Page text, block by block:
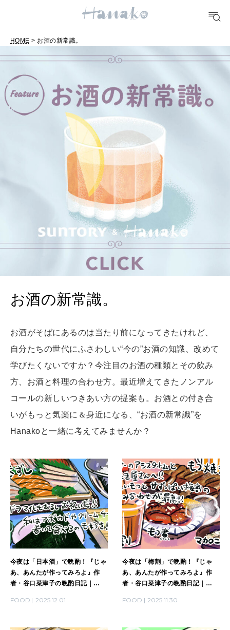
FOOD
FORTUNE
[12星座別] Weekly Holoscope
[12星座別] Monthly Love Holoscope
女神まり愛のタロットメッセージ
算命学がわかる今月のあなた
HEALTH
自分にやさしく
LEARN
知る、考える
MAMA
わたしができること
CULTURE
自分を耕す
WORK&MONEY
いい人生って？
MAGAZINE
2026年9月号「北海道 おいしく遊ぶ、夏のご褒美旅。」
2026年8月号『お茶の時間です。』
2026年7月号「鎌倉 ローカルが 教えてくれた 本当の歩き方。」
2026年6月号「大銀座 トレンドが生まれる 新しい一流店へ。」
MAGAZINE MOOK
HOME > お酒の新常識。
お酒の新常識。
お酒がそばにあるのは当たり前になってきたけれど、
自分たちの世代にふさわしい“今の”お酒の知識、改めて
学びたくないですか？今注目のお酒の種類とその飲み
方、お酒と料理の合わせ方。最近増えてきたノンアル
コールの新しいつきあい方の提案も。お酒との付き合
いがもっと気楽に＆身近になる、“お酒の新常識”を
Hanakoと一緒に考えてみませんか？
今夜は「日本酒」で晩酌！『じゃ
あ、あんたが作ってみろよ』作
者・谷口菜津子の晩酌日記｜
FOOD 2025.12.01
今夜は「梅割」で晩酌！『じゃ
あ、あんたが作ってみろよ』作
者・谷口菜津子の晩酌日記｜
FOOD 2025.11.30